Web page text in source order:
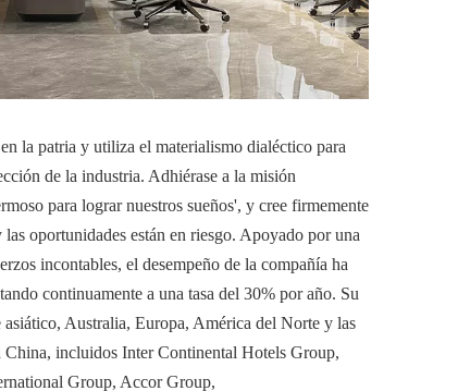
la patria y utiliza el materialismo dialéctico para
de la industria. Adhiérase a la misión
para lograr nuestros sueños', y cree firmemente
oportunidades están en riesgo. Apoyado por una
incontables, el desempeño de la compañía ha
continuamente a una tasa del 30% por año. Su
Australia, Europa, América del Norte y las
incluidos Inter Continental Hotels Group,
Group, Accor Group,